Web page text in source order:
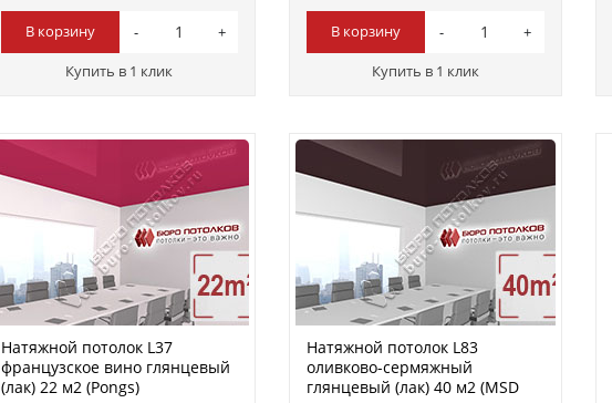
В корзину
Купить в 1 клик
В корзину
Купить в 1 клик
Натяжной потолок L37
французское вино глянцевый
(лак) 22 м2 (Pongs)
Натяжной потолок L83
оливково-сермяжный
глянцевый (лак) 40 м2 (MSD